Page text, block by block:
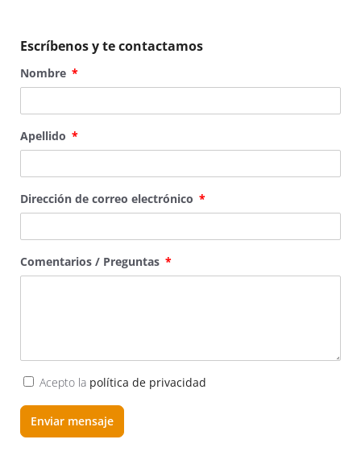
Escríbenos y te contactamos
Nombre
Apellido
Dirección de correo electrónico
Comentarios / Preguntas
Acepto la política de privacidad
Enviar mensaje